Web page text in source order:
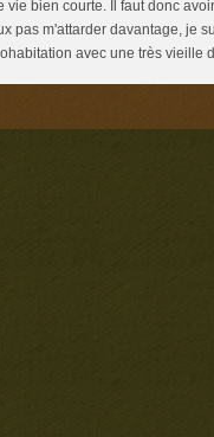
vie bien courte. Il faut donc
pas m'attarder davantage, je
avec une très vieille